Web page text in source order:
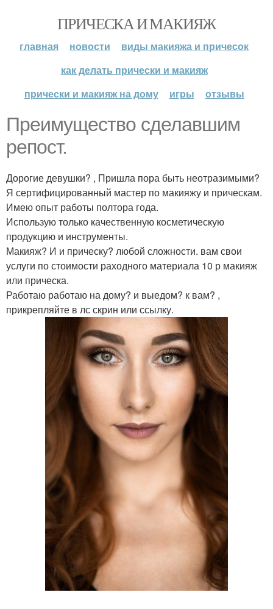
ПРИЧЕСКА И МАКИЯЖ
главная новости
виды макияжа и причесок
как делать прически и макияж
прически и макияж на дому
игры отзывы
Преимущество сделавшим
репост.
Дорогие девушки? , Пришла пора быть неотразимыми?
Я сертифицированный мастер по макияжу и прическам.
Имею опыт работы полтора года.
Использую только качественную косметическую
продукцию и инструменты.
Макияж? И и прическу? любой сложности. вам свои
услуги по стоимости раходного материала 10 р макияж
или прическа.
Работаю работаю на дому? и выедом? к вам? ,
прикрепляйте в лс скрин или ссылку.